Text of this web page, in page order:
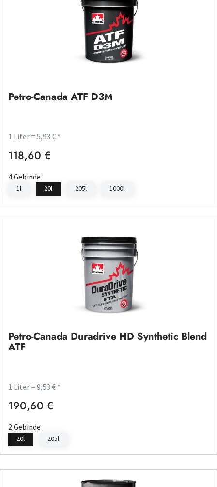
Petro-Canada ATF D3M
1 Liter = 5,93 € *
Regulärer Preis:
118,60 €
4 Gebinde
1l 20l 205l 1000l
Petro-Canada Duradrive HD Synthetic Blend
ATF
1 Liter = 9,53 € *
Regulärer Preis:
190,60 €
2 Gebinde
20l 205l